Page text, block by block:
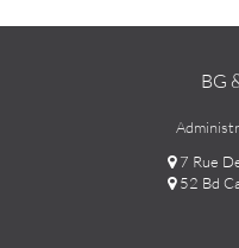
BG
7 Rue
52 Bd